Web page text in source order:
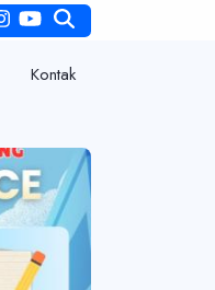
Kontak